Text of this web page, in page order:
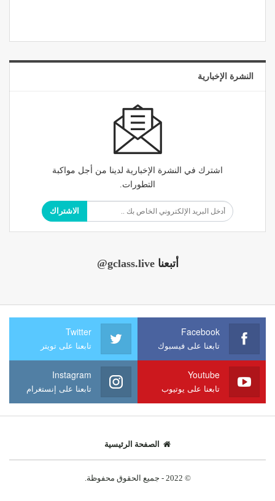
النشرة الإخبارية
اشترك في النشرة الإخبارية لدينا من أجل مواكبة
التطورات.
الاشتراك
أتبعنا@gclass.live
Facebook
تابعنا على فيسبوك
Twitter
تابعنا على تويتر
Youtube
تابعنا على يوتيوب
Instagram
تابعنا على إنستغرام
الصفحة الرئيسية
© 2022 - جميع الحقوق محفوظة.